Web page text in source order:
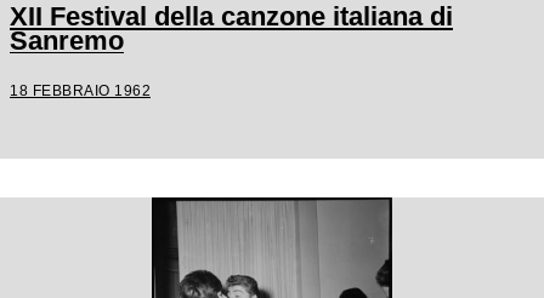
XII Festival della canzone italiana di
Sanremo
18 FEBBRAIO 1962